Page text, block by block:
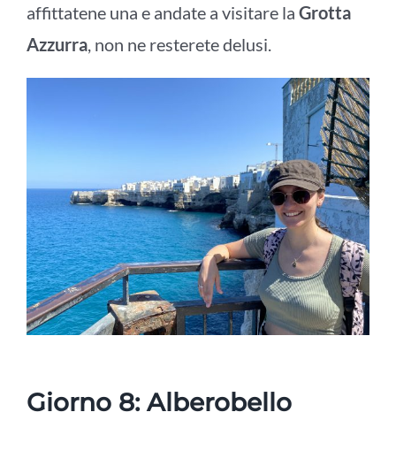
affittatene una e andate a visitare la Grotta
Azzurra, non ne resterete delusi.
Giorno 8: Alberobello